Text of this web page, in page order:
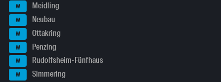
W Meidling
W Neubau
W Ottakring
W Penzing
W Rudolfsheim-Fünfhaus
W Simmering